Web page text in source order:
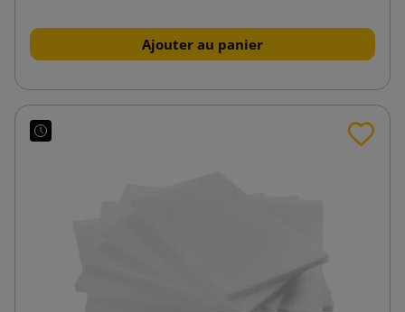
Ajouter au panier